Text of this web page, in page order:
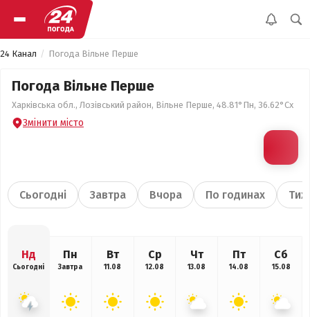
24 Канал Погода Вільне Перше
Погода Вільне Перше
Харківська обл., Лозівський район, Вільне Перше, 48.81°Пн, 36.62°Сх
Змінити місто
Сьогодні Завтра Вчора По годинах
Нд
Сьогодні
Пн
Завтра
Вт
11.08
Ср
12.08
Чт
13.08
Пт
14.08
Сб
15.08